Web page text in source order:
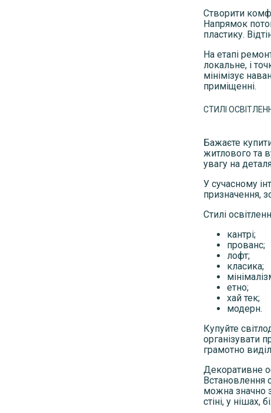
Створити
Напрямок
пластику.
На етапі
локальне, і
мінімізує
приміщенні.
СТИЛІ
Бажаєте
житлового та
увагу на
У сучасному
призначення,
Стилі
кантрі;
прованс;
лофт;
класика;
етно;
хай тек;
модерн.
Купуйте
організувати
грамотно
Декоративне
Встановлення
можна значно
стіні, у нішах,